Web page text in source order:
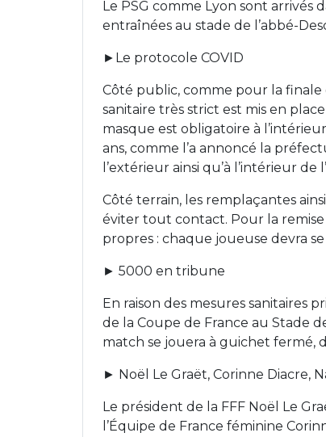
Le PSG comme Lyon sont arrivés
entraînées au stade de l’abbé-
►Le protocole COVID
Côté public, comme pour la
sanitaire très strict est mis en
masque est obligatoire à
ans, comme l’a annoncé la
l’extérieur ainsi qu’à l’intérieur
Côté terrain, les remplaçantes
éviter tout contact. Pour la remise
propres : chaque joueuse devra
► 5000 en tribune
En raison des mesures sanitaires
de la Coupe de France au Stade
match se jouera à guichet fermé,
► Noël Le Graët, Corinne Diacre,
Le président de la FFF Noël Le
l’Équipe de France féminine